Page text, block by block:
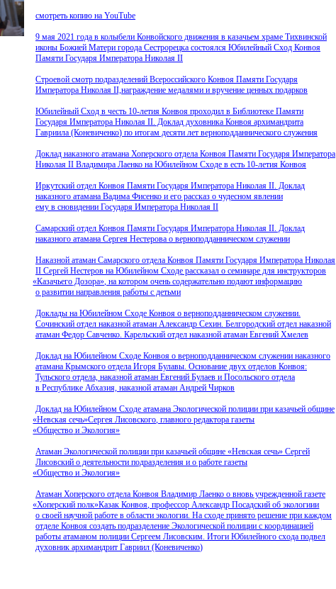
смотреть копию на YouTube
9 мая 2021 года в колыбели Конвойского движения в казачьем храме Тихвинской
иконы Божией Матери города Сестрорецка состоялся Юбилейный Сход Конвоя
Памяти Государя Императора Николая II
Строевой смотр подразделений Всероссийского Конвоя Памяти Государя
Императора Николая II,награждение медалями и вручение ценных подарков
Юбилейный Сход в честь 10-летия Конвоя проходил в Библиотеке Памяти
Государя Императора Николая II. Доклад духовника Конвоя архимандрита
Гавриила (Коневиченко) по итогам десяти лет верноподданнического служения
Доклад наказного атамана Хоперского отдела Конвоя Памяти Государя Императора
Николая II Владимира Лаенко на Юбилейном Сходе в есть 10-летия Конвоя
Иркутский отдел Конвоя Памяти Государя Императора Николая II. Доклад
наказного атамана Вадима Фисенко и его рассказ о чудесном явлении
ему в сновидении Государя Императора Николая II
Самарский отдел Конвоя Памяти Государя Императора Николая II. Доклад
наказного атамана Сергея Нестерова о верноподданническом служении
Наказной атаман Самарского отдела Конвоя Памяти Государя Императора Николая
II Сергей Нестеров на Юбилейном Сходе рассказал о семинаре для инструкторов
«Казачьего Дозора», на котором очень содержательно подают информацию
о развитии направления работы с детьми
Доклады на Юбилейном Сходе Конвоя о верноподданническом служении.
Сочинский отдел наказной атаман Александр Сехин. Белгородский отдел наказной
атаман Федор Савченко. Карельский отдел наказной атаман Евгений Хмелев
Доклад на Юбилейном Сходе Конвоя о верноподданническом служении наказного
атамана Крымского отдела Игоря Булавы. Основание двух отделов Конвоя:
Тульского отдела, наказной атаман Евгений Булаев и Посольского отдела
в Республике Абхазия, наказной атаман Андрей Чирков
Доклад на Юбилейном Сходе атамана Экологической полиции при казачьей общине
«Невская сечь»Сергея Лисовского, главного редактора газеты
«Общество и Экология»
Атаман Экологической полиции при казачьей общине «Невская сечь» Сергей
Лисовский о деятельности подразделения и о работе газеты
«Общество и Экология»
Атаман Хоперского отдела Конвоя Владимир Лаенко о вновь учрежденной газете
«Хоперский полк»Казак Конвоя, профессор Александр Посадский об экологиии
о своей научной работе в области экологии. На сходе принято решение при каждом
отделе Конвоя создать подразделение Экологической полиции с координацией
работы атаманом полиции Сергеем Лисовским. Итоги Юбилейного схода подвел
духовник архимандрит Гавриил (Коневиченко)